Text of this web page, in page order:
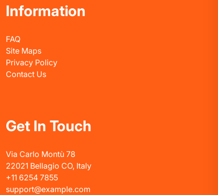
Information
FAQ
Site Maps
Privacy Policy
Contact Us
Get In Touch
Via Carlo Montù 78
22021 Bellagio CO, Italy
+11 6254 7855
support@example.com